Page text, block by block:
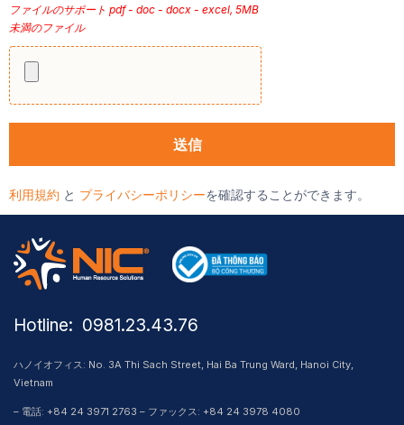
ファイルのサポート pdf - doc - docx - excel, 5MB
未満のファイル
利用規約 と プライバシーポリシーを確認することができます。
Hotline: ​ 0981.23.43.76
ハノイオフィス: No. 3A Thi Sach Street, Hai Ba Trung Ward, Hanoi City,
Vietnam
– 電話: +84 24 3971 2763 – ファックス: +84 24 3978 4080